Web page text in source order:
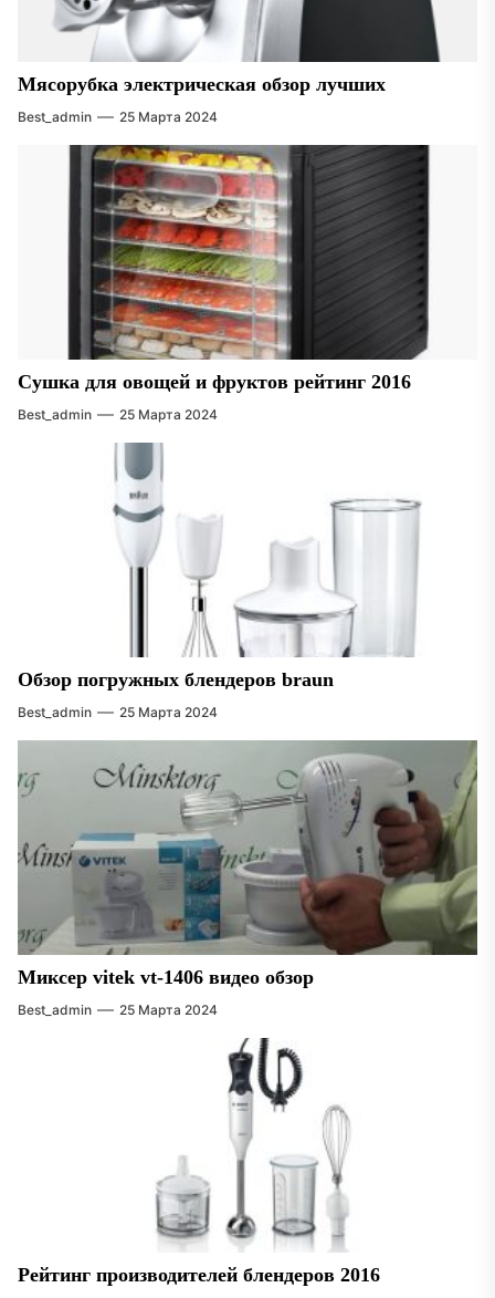
Мясорубка электрическая обзор лучших
Best_admin 25 Марта 2024
Сушка для овощей и фруктов рейтинг 2016
Best_admin 25 Марта 2024
Обзор погружных блендеров braun
Best_admin 25 Марта 2024
Миксер vitek vt-1406 видео обзор
Best_admin 25 Марта 2024
Рейтинг производителей блендеров 2016